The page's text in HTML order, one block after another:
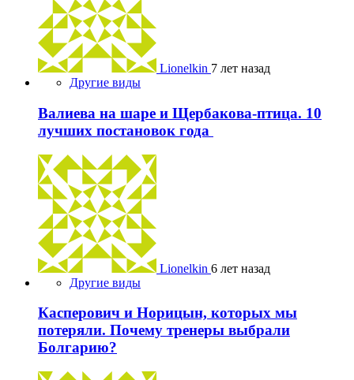
Lionelkin 7 лет назад
Другие виды
Валиева на шаре и Щербакова-птица. 10
лучших постановок года
Lionelkin 6 лет назад
Другие виды
Касперович и Норицын, которых мы
потеряли. Почему тренеры выбрали
Болгарию?